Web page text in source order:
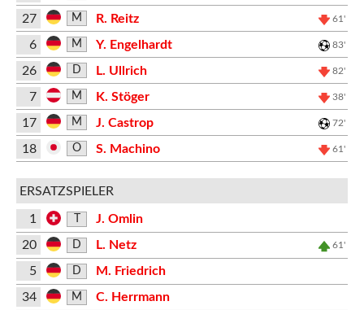
27
M R. Reitz 61'
6 M Y. Engelhardt 83'
26 D L. Ullrich 82'
7 M K. Stöger 38'
17 M J. Castrop 72'
18 O S. Machino 61'
ERSATZSPIELER
1
J. Omlin
20
D L. Netz 61'
5 D
M. Friedrich
34
M
C. Herrmann